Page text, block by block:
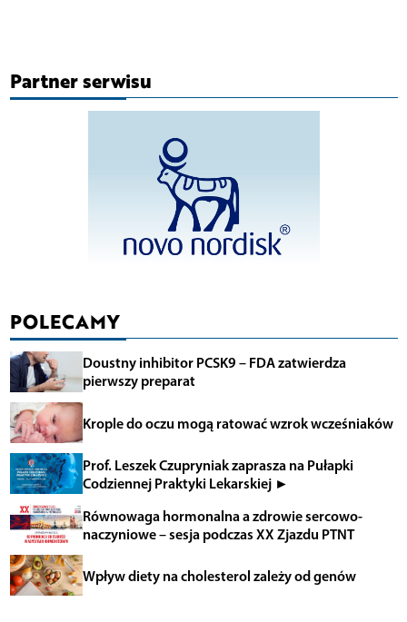
Partner serwisu
POLECAMY
Doustny inhibitor PCSK9 – FDA zatwierdza
pierwszy preparat
Krople do oczu mogą ratować wzrok wcześniaków
Prof. Leszek Czupryniak zaprasza na Pułapki
Codziennej Praktyki Lekarskiej ►
Równowaga hormonalna a zdrowie sercowo-
naczyniowe – sesja podczas XX Zjazdu PTNT
Wpływ diety na cholesterol zależy od genów